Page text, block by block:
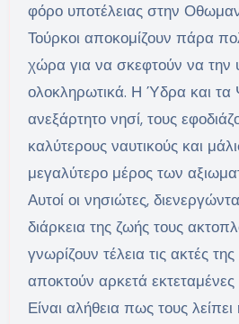
φόρο υποτέλειας στην
Τούρκοι αποκομίζουν πάρα
χώρα για να σκεφτούν να
ολοκληρωτικά. Η Ύδρα και
ανεξάρτητο νησί, τους
καλύτερους ναυτικούς και
μεγαλύτερο μέρος των
Αυτοί οι νησιώτες,
διάρκεια της ζωής τους
γνωρίζουν τέλεια τις ακτές
αποκτούν αρκετά εκτεταμένες
Είναι αλήθεια πως τους